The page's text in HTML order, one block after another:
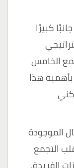
كبيرًا
الخامس
بأهمية هذا
الموجودة
التجمع